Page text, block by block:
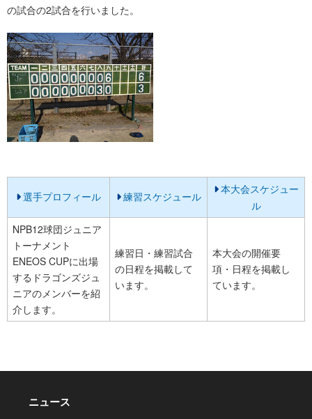
の試合の2試合を行いました。
選手プロフィール 練習スケジュール
本大会スケジュー
ル
NPB12球団ジュニア
トーナメント
ENEOS CUPに出場
するドラゴンズジュ
ニアのメンバーを紹
介します。
練習日・練習試合
の日程を掲載して
います。
本大会の開催要
項・日程を掲載し
ています。
ニュース